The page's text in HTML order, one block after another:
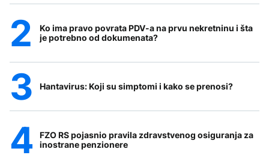
Ko ima pravo povrata PDV-a na prvu nekretninu i šta
je potrebno od dokumenata?
Hantavirus: Koji su simptomi i kako se prenosi?
FZO RS pojasnio pravila zdravstvenog osiguranja za
inostrane penzionere